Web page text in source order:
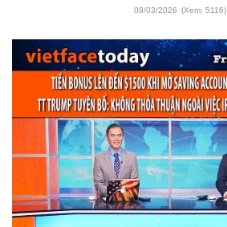
09/03/2026 (Xem: 5116)